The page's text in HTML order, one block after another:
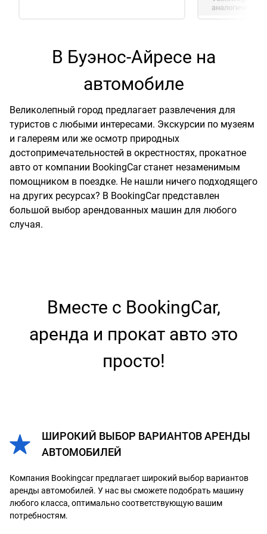
аналогичный
В Буэнос-Айресе на
автомобиле
Великолепный город предлагает развлечения для
туристов с любыми интересами. Экскурсии по музеям
и галереям или же осмотр природных
достопримечательностей в окрестностях, прокатное
авто от компании BookingCar станет незаменимым
помощником в поездке. Не нашли ничего подходящего
на других ресурсах? В BookingCar представлен
большой выбор арендованных машин для любого
случая.
Вместе с BookingCar,
аренда и прокат авто это
просто!
ШИРОКИЙ ВЫБОР ВАРИАНТОВ АРЕНДЫ
АВТОМОБИЛЕЙ
Компания Bookingcar предлагает широкий выбор вариантов
аренды автомобилей. У нас вы сможете подобрать машину
любого класса, оптимально соответствующую вашим
потребностям.